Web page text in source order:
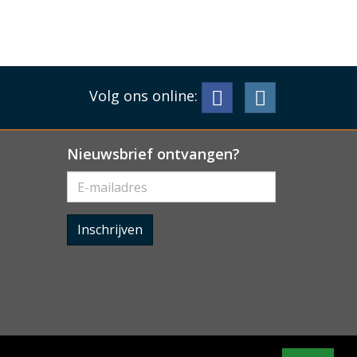
Volg ons online:
Nieuwsbrief ontvangen?
Inschrijven